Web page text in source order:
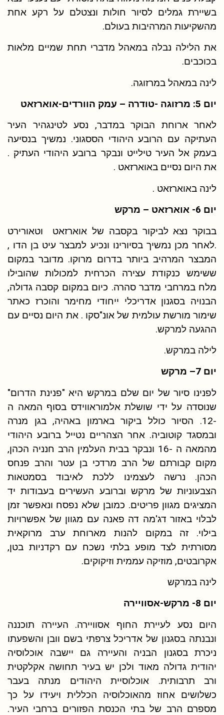
בשיירת גמלים לסיור חולות ונצטלם על רקע אחת
מהשקיעות המרהיבות בעולם.
את הלילה נבלה במאהל מדברי תחת שמיים מלאות
בכוכבים.
לינה במאהל במרזוגה.
יום 5: מרזוגה -טודרה – עמק הוורדים-אוארזאט
לאחר ארוחת הבוקר במדבר, נסע לטינגהיר העיר
העתיקה עם הרובע היהודי הססגוני. נמשיך בנסיעה
בעמק אל העיר טילייט ונבקר ברובע היהודי העתיק .
את היום נסיים באוארזאט .
לינה באוארזאט .
יום 6- אוארזאט – מרקש
בבוקר נצא לביקור בקסבה של אוארזאט וטאורירט
.לאחר מכן נמשיך בסיורינו ונכיע למבצר עיט בן הדו ,
המבצר המרהיב ביותר בדרום מרוקו. מדובר במקום
ששימש כנקודת עצירה הכרחית למכולות שהובילו
מלח במרחבי מדבר סהרה. כיום במקום קסבה גדולה,
הבנויה בסגנון אדריכלי ייחודי מחימר והוכרז כאתר
שימור מורשת עולמית של אונ"סקו . את היום נסיים עם
ההגעה למרקש.
לילה במרקש.
יום 7
– מרקש
לפנינו סיור של יום שלם במרקש היא "פנינת הדרום"
שנוסדה על ידי שושלת אלמוראווידס בסוף המאה ה
-12. הסיור כולל ביקור בארמון באהיה, בגן מנרה
ובמסגד קוטוביה. אחר הצהריים נטייל ברובע היהודי
מהמאה ה -16 ונבקר בבית העלמין הרב חנניה הכהן,
מקום קבורתם של הרב מרדכי בן עטר והרב פנחס
הכהן. נרשה לעצמינו ללכת לאיבוד בסמטאות
הצבעוניות של מרקש וברובע העשירים בעבודות יד
המציגים מגוון פריטים. כמובן שלא נפסח ונאפשר זמן
לבלוי באזור דג'מה דה פאנה עם מגוון של אפשרויות
בילוי. זה במקום להנות מארוחת ערב מרוקאית
מסורתית לצד מופע בלתי נשכח עם רקדניות בטן,
אקרובטים, מוזיקה עממית וזיקוקים.
לינה במרקש
יום 8- מרקש-אסוויירה
היום נסע לעיירת החוף אסוויירה. העיירה תוכננה
ונבנתה בסגנון של אדריכל צרפתי בשם וובן והשפעתו
ניכרת בסגנון הבניה והעיירה גם יישבה אוכלוסיה
יהודית גדולה מאוד ולכן יש בעיר תחושה אקלקטית
ורב תרבותית. אוכלוסיית היהודים מנתה בעבר
כשלושים אחוז מהאוכלוסיה הכללית ויעידו על כך
מספרם הרב של בתי הכנסת הפזורים ברחבי העיר.